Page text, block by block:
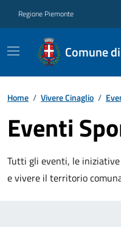
Regione Piemonte
Comune
Home / Vivere Cinaglio /
Eventi
Tutti gli eventi, le iniziative
e vivere il territorio